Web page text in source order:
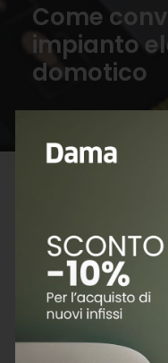
Come
impianto
domotico
Installare un
maggiore fruibilità
propria casa, ma